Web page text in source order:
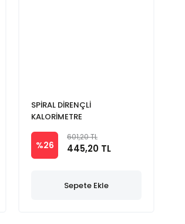
SPİRAL DİRENÇLİ
KALORİMETRE
%26
601,20 TL
445,20 TL
Sepete Ekle